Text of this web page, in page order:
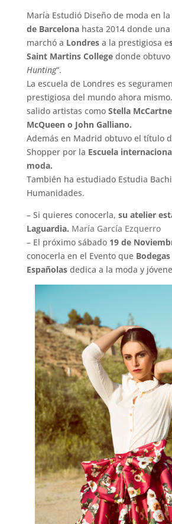
María Estudió Diseño de moda en la
de Barcelona hasta 2014 donde
marchó a Londresa la prestigiosa e
Saint Martins Collegedonde obtuvo
Hunting“.
La escuela de Londres es
prestigiosa del mundo ahora
salido artistas como Stella
McQueen o John Galliano.
Además en Madrid obtuvo el título
Shopper por la Escuela
moda.
También ha estudiado Estudia
Humanidades.
– Si quieres conocerla, su atelier
Laguardia. María García Ezquerro
– El próximo sábado 19 de
conocerla en el Evento que
Españolas dedica a la moda y